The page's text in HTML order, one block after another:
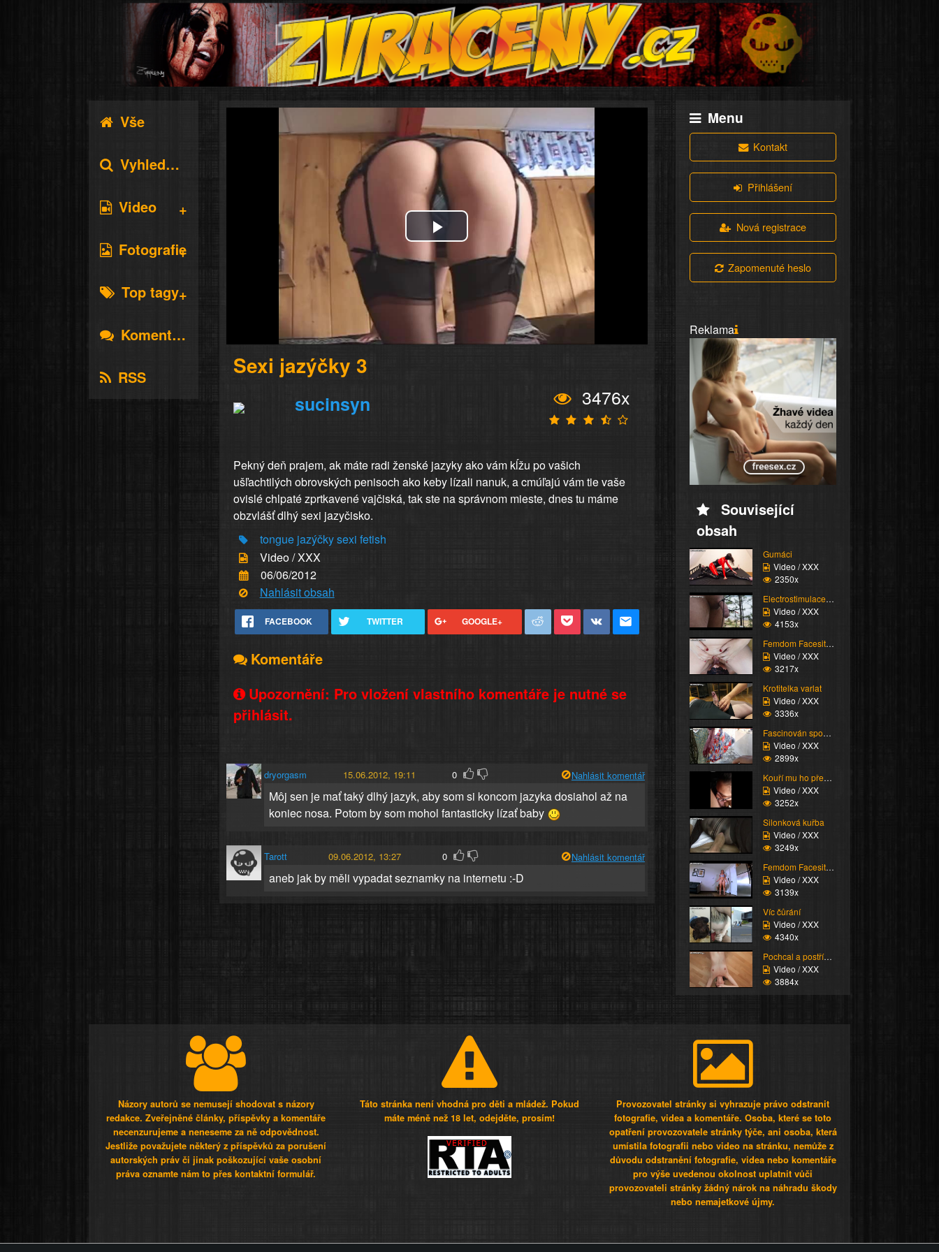
Vše
Vyhledávání
Video
Fotografie
Top tagy
Komentáře
RSS
Play
Video
Sexi jazýčky 3
sucinsyn 3476x
Pekný deň prajem, ak máte radi ženské jazyky ako vám kĺžu po vašich
ušľachtilých obrovských penisoch ako keby lízali nanuk, a cmúľajú vám tie vaše
ovislé chlpaté zprtkavené vajčiská, tak ste na správnom mieste, dnes tu máme
obzvlášť dlhý sexi jazyčisko.
tongue jazýčkysexi fetish
Video / XXX
06/06/2012
Nahlásit obsah
FACEBOOK TWITTER GOOGLE+
Komentáře
Upozornění: Pro vložení vlastního komentáře je nutné se
přihlásit.
dryorgasm 15.06.2012, 19:11 0 Nahlásit komentář
Môj sen je mať taký dlhý jazyk, aby som si koncom jazyka dosiahol až na
koniec nosa. Potom by som mohol fantasticky lízať baby
Tarott 09.06.2012, 13:27 0 Nahlásit komentář
aneb jak by měli vypadat seznamky na internetu :-D
Menu
Kontakt
Přihlášení
Nová registrace
Zapomenuté heslo
Reklama
Související
obsah
Gumáci
Video / XXX
2350x
Electrostimulace pinďo...
Video / XXX
4153x
Femdom Facesitting vol...
Video / XXX
3217x
Krotitelka varlat
Video / XXX
3336x
Fascinován spodním prá...
Video / XXX
2899x
Kouří mu ho přes pás c...
Video / XXX
3252x
Silonková kuřba
Video / XXX
3249x
Femdom Facesitting vol...
Video / XXX
3139x
Víc čůrání
Video / XXX
4340x
Pochcal a postříkal že...
Video / XXX
3884x
Názory autorů se nemusejí shodovat s názory
redakce. Zveřejněné články, příspěvky a komentáře
necenzurujeme a neneseme za ně odpovědnost.
Jestliže považujete některý z příspěvků za porušení
autorských práv či jinak poškozující vaše osobní
práva oznamte nám to přes kontaktní formulář.
Táto stránka není vhodná pro děti a mládež. Pokud
máte méně než 18 let, odejděte, prosím!
Provozovatel stránky si vyhrazuje právo odstranit
fotografie, videa a komentáře. Osoba, které se toto
opatření provozovatele stránky týče, ani osoba, která
umístila fotografii nebo video na stránku, nemůže z
důvodu odstranění fotografie, videa nebo komentáře
pro výše uvedenou okolnost uplatnit vůči
provozovateli stránky žádný nárok na náhradu škody
nebo nemajetkové újmy.